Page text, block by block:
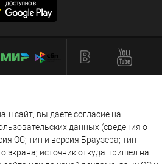
сайт, вы даете согласие на
данных (сведения о
ОС; тип и версия Браузера; тип
экрана; источник откуда пришел на